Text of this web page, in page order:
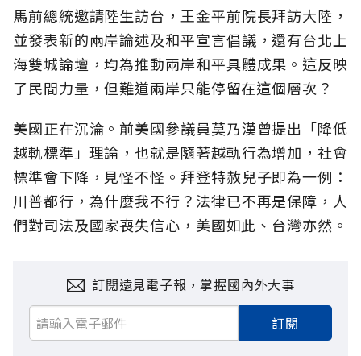
馬前總統邀請陸生訪台，王金平前院長拜訪大陸，
並發表新的兩岸論述及和平宣言倡議，還有台北上
海雙城論壇，均為推動兩岸和平具體成果。這反映
了民間力量，但難道兩岸只能停留在這個層次？
美國正在沉淪。前美國參議員莫乃漢曾提出「降低
越軌標準」理論，也就是隨著越軌行為增加，社會
標準會下降，見怪不怪。拜登特赦兒子即為一例：
川普都行，為什麼我不行？法律已不再是保障，人
們對司法及國家喪失信心，美國如此、台灣亦然。
訂閱遠見電子報，掌握國內外大事
訂閱